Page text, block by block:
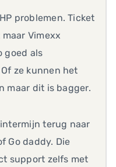
problemen. Ticket
Vimexx
goed als
ze kunnen het
maar dit is bagger.
terug naar
Go daddy. Die
support zelfs met